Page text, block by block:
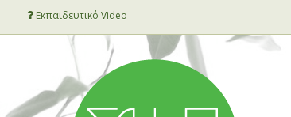
Εκπαιδευτικό Video